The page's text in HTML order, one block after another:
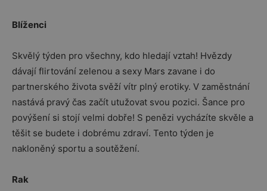
Blíženci
Skvělý týden pro všechny, kdo hledají vztah! Hvězdy
dávají flirtování zelenou a sexy Mars zavane i do
partnerského života svěží vítr plný erotiky. V zaměstnání
nastává pravý čas začít utužovat svou pozici. Šance pro
povýšení si stojí velmi dobře! S penězi vycházíte skvěle a
těšit se budete i dobrému zdraví. Tento týden je
nakloněný sportu a soutěžení.
Rak